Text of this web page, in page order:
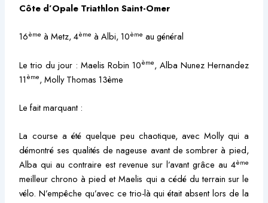
Côte d’Opale Triathlon Saint-Omer
16ème à Metz, 4ème à Albi, 10ème au général
Le trio du jour : Maelis Robin 10ème, Alba Nunez Hernandez
11ème, Molly Thomas 13ème
Le fait marquant :
La course a été quelque peu chaotique, avec Molly qui a
démontré ses qualités de nageuse avant de sombrer à pied,
Alba qui au contraire est revenue sur l’avant grâce au 4ème
meilleur chrono à pied et Maelis qui a cédé du terrain sur le
vélo. N’empêche qu’avec ce trio-là qui était absent lors de la